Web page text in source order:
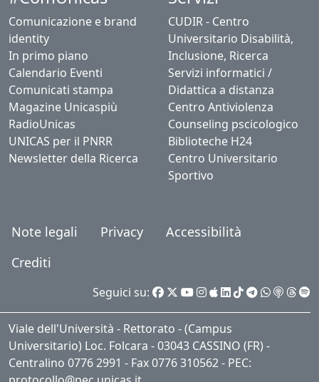
Comunicazione e brand
identity
In primo piano
Calendario Eventi
Comunicati stampa
Magazine Unicaspiù
RadioUnicas
UNICAS per il PNRR
Newsletter della Ricerca
CUDIR - Centro
Universitario Disabilità,
Inclusione, Ricerca
Servizi informatici /
Didattica a distanza
Centro Antiviolenza
Counseling pscicologico
Biblioteche H24
Centro Universitario
Sportivo
Note legali Privacy
Accessibilità
Crediti
Seguici su:
Viale dell'Università - Rettorato - (Campus
Universitario) Loc. Folcara - 03043 CASSINO (FR) -
Centralino 0776 2991 - Fax 0776 310562 - PEC: